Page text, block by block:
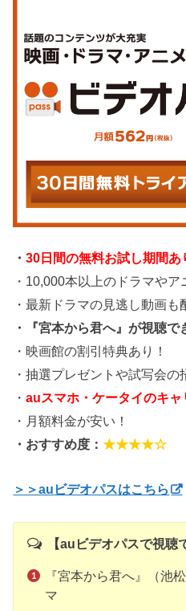
・30日間の無料お試し期間あ
・10,000本以上のドラマやア
・最新ドラマの見逃し動画も
・『宮本から君へ』が視聴で
・映画館の割引特典あり！
・抽選プレゼントや試写会の
・auスマホ・ケータイのキ
・月額料金が安い！
・おすすめ度：★★★★☆
＞＞auビデオパスはこちら
【auビデオパスで視聴
『宮本から君へ』（池
マ